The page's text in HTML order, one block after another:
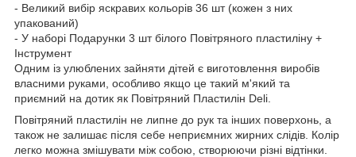
- Великий вибір яскравих кольорів 36 шт (кожен з них
упакований)
- У наборі Подарунки 3 шт білого Повітряного пластиліну +
Інструмент
Одним із улюблених зайняти дітей є виготовлення виробів
власними руками, особливо якщо це такий м'який та
приємний на дотик як Повітряний Пластилін Deli.
Повітряний пластилін не липне до рук та інших поверхонь, а
також не залишає після себе неприємних жирних слідів. Колір
легко можна змішувати між собою, створюючи різні відтінки.